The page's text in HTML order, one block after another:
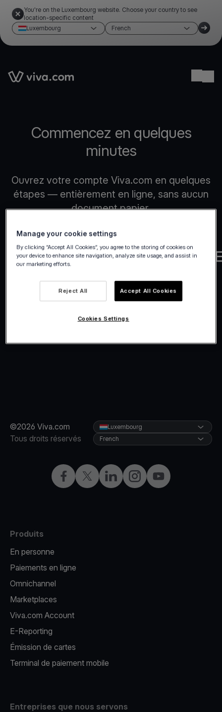
You're on the Luxembourg website. Choose your country to see
location-specific content
Luxembourg
French
Link to the homepage
Commencez en quelques
minutes
Ouvrez votre compte Viva.com en quelques
étapes — entièrement en ligne, sans aucun
document papier.
©2026 Viva.com
Tous droits réservés
Facebook
X LinkedInInstagramYouTube
Luxembourg
French
Produits
En personne
Paiements en ligne
Omnichannel
Marketplaces
Viva.com Account
E-Reporting
Émission de cartes
Terminal de paiement mobile
Entreprises que nous servons
Manage your cookie settings
By clicking “Accept All Cookies”, you agree to the storing of cookies on
your device to enhance site navigation, analyze site usage, and assist in
our marketing efforts.
Reject All Accept All Cookies
Cookies Settings